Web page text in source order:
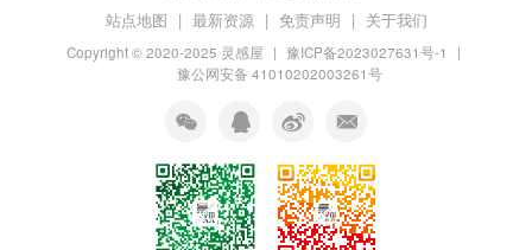
站点地图 | 最新资源 | 免责声明 | 关于我们
Copyright © 2020-2025 灵感屋 | 豫ICP备2023027631号-1
|
豫公网安备 41010202003261号